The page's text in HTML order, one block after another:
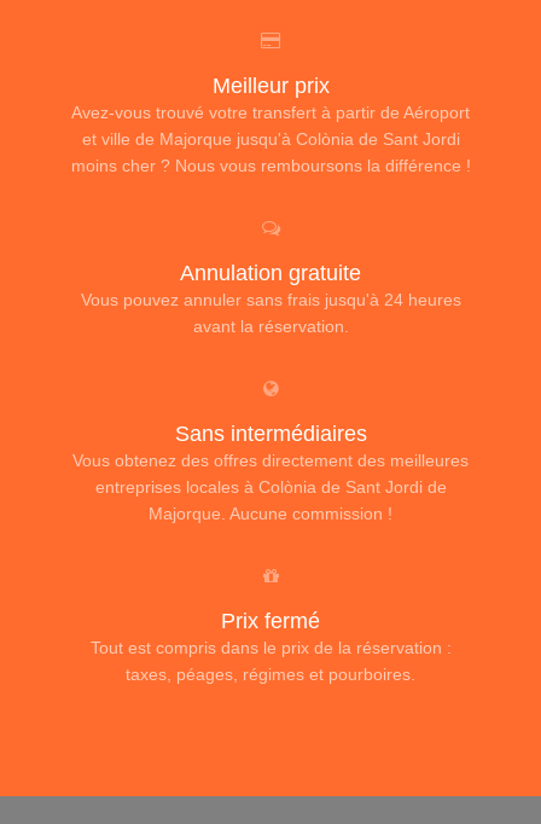
Meilleur prix
Avez-vous trouvé votre transfert à partir de Aéroport
et ville de Majorque jusqu'à Colònia de Sant Jordi
moins cher ? Nous vous remboursons la différence !
Annulation gratuite
Vous pouvez annuler sans frais jusqu'à 24 heures
avant la réservation.
Sans intermédiaires
Vous obtenez des offres directement des meilleures
entreprises locales à Colònia de Sant Jordi de
Majorque. Aucune commission !
Prix fermé
Tout est compris dans le prix de la réservation :
taxes, péages, régimes et pourboires.